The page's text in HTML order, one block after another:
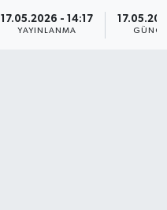
17.05.2026 - 14:17
YAYINLANMA